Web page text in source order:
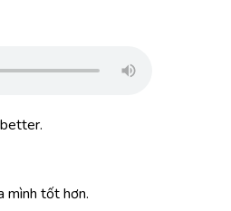
mình tốt hơn.